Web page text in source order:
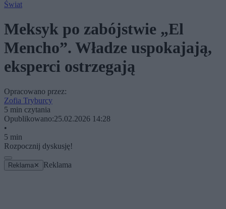
Świat
Meksyk po zabójstwie „El
Mencho”. Władze uspokajają,
eksperci ostrzegają
Opracowano przez:
Zofia Tryburcy
5 min czytania
Opublikowano:25.02.2026 14:28
•
5 min
Rozpocznij dyskusję!
Reklama ✕ Reklama